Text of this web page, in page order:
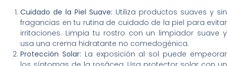
Cuidado de la Piel Suave: Utiliza productos suaves y sin
fragancias en tu rutina de cuidado de la piel para evitar
irritaciones. Limpia tu rostro con un limpiador suave y
usa una crema hidratante no comedogénica.
Protección Solar: La exposición al sol puede empeorar